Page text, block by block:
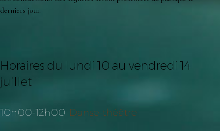
derniers jour.
Horaires du lundi 10 au vendredi 14
juillet
10h00-12h00 Danse-théâtre